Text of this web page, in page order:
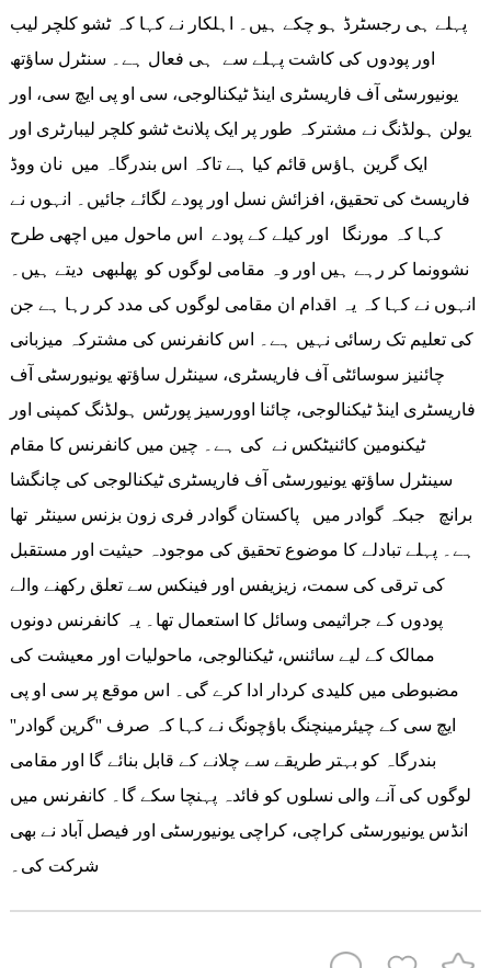
پہلے ہی رجسٹرڈ ہو چکے ہیں۔ اہلکار نے کہا کہ ٹشو کلچر لیب
اور پودوں کی کاشت پہلے سے ہی فعال ہے۔ سنٹرل ساؤتھ
یونیورسٹی آف فاریسٹری اینڈ ٹیکنالوجی، سی او پی ایچ سی، اور
یولن ہولڈنگ نے مشترکہ طور پر ایک پلانٹ ٹشو کلچر لیبارٹری اور
ایک گرین ہاؤس قائم کیا ہے تاکہ اس بندرگاہ میں نان ووڈ
فاریسٹ کی تحقیق، افزائش نسل اور پودے لگائے جائیں۔ انہوں نے
کہا کہ مورنگا اور کیلے کے پودے اس ماحول میں اچھی طرح
نشوونما کر رہے ہیں اور وہ مقامی لوگوں کو پھلبھی دیتے ہیں۔
انہوں نے کہا کہ یہ اقدام ان مقامی لوگوں کی مدد کر رہا ہے جن
کی تعلیم تک رسائی نہیں ہے۔ اس کانفرنس کی مشترکہ میزبانی
چائنیز سوسائٹی آف فاریسٹری، سینٹرل ساؤتھ یونیورسٹی آف
فاریسٹری اینڈ ٹیکنالوجی، چائنا اوورسیز پورٹس ہولڈنگ کمپنی اور
ٹیکنومین کائنیٹکس نے کی ہے۔ چین میں کانفرنس کا مقام
سینٹرل ساؤتھ یونیورسٹی آف فاریسٹری ٹیکنالوجی کی چانگشا
برانچ جبکہ گوادر میں پاکستان گوادر فری زون بزنس سینٹر تھا
ہے۔ پہلے تبادلے کا موضوع تحقیق کی موجودہ حیثیت اور مستقبل
کی ترقی کی سمت، زیزیفس اور فینکس سے تعلق رکھنے والے
پودوں کے جراثیمی وسائل کا استعمال تھا۔ یہ کانفرنس دونوں
ممالک کے لیے سائنس، ٹیکنالوجی، ماحولیات اور معیشت کی
مضبوطی میں کلیدی کردار ادا کرے گی۔ اس موقع پر سی او پی
ایچ سی کے چیئرمینچنگ باؤچونگ نے کہا کہ صرف ''گرین گوادر''
بندرگاہ کو بہتر طریقے سے چلانے کے قابل بنائے گا اور مقامی
لوگوں کی آنے والی نسلوں کو فائدہ پہنچا سکے گا۔ کانفرنس میں
انڈس یونیورسٹی کراچی، کراچی یونیورسٹی اور فیصل آباد نے بھی
شرکت کی۔